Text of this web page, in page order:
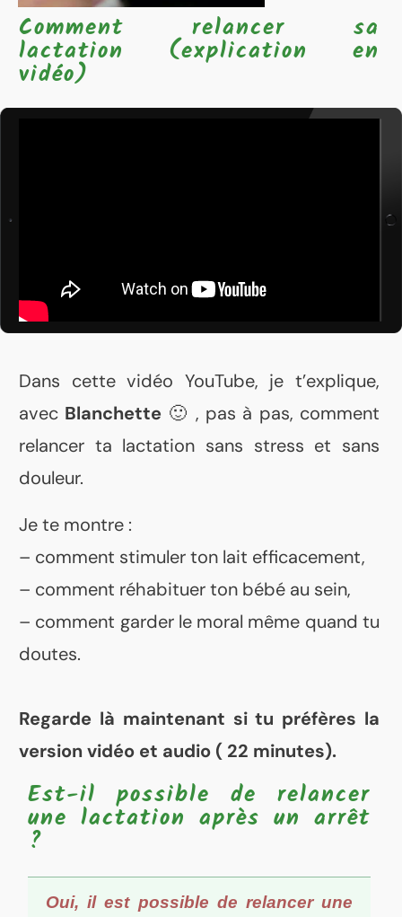
Comment relancer sa
lactation (explication en
vidéo)
Dans cette vidéo YouTube, je t’explique,
avec Blanchette 🙂 , pas à pas, comment
relancer ta lactation sans stress et sans
douleur.
Je te montre :
– comment stimuler ton lait efficacement,
– comment réhabituer ton bébé au sein,
– comment garder le moral même quand tu
doutes.
Regarde là maintenant si tu préfères la
version vidéo et audio ( 22 minutes).
Est-il possible de relancer
une lactation après un arrêt
?
Oui, il est possible de relancer une